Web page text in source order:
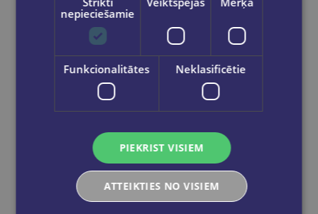
nepieciešamie
Funkcionalitātes Neklasificētie
PIEKRIST VISIEM
ATTEIKTIES NO VISIEM